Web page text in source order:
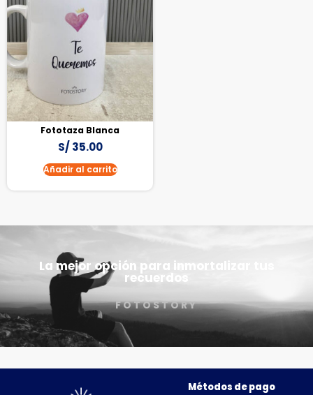
Fototaza Blanca
S/35.00
Añadir al carrito
La mejor opción para inmortalizar tus
recuerdos
FOTOSTORY
Métodos de pago